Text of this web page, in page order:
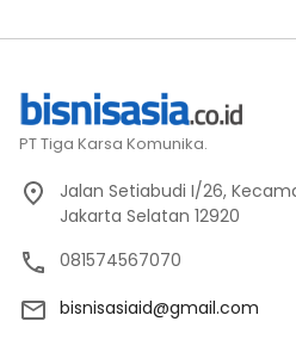
PT Tiga Karsa Komunika.
Jalan Setiabudi I/26,
Jakarta Selatan 12920
081574567070
bisnisasiaid@gmail.com